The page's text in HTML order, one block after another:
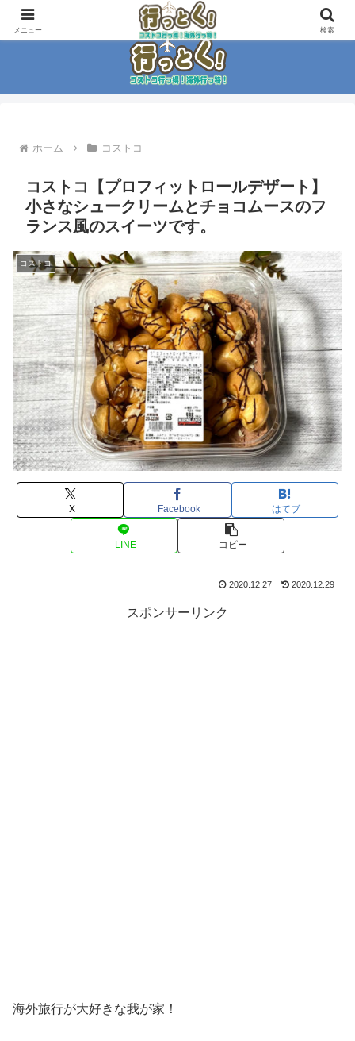
コストコ大好き家族がイチ押商品紹介！！
ホーム コストコ
コストコ【プロフィットロールデザート】
小さなシュークリームとチョコムースのフ
ランス風のスイーツです。
コストコ
X Facebook はてブ
LINE コピー
2020.12.27 2020.12.29
スポンサーリンク
海外旅行が大好きな我が家！
メニュー 検索